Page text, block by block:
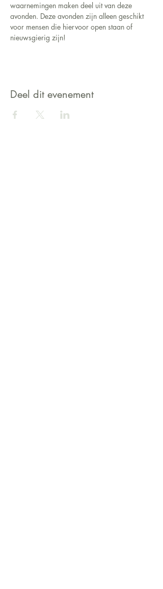
waarnemingen maken deel uit van deze
avonden. Deze avonden zijn alleen geschikt
voor mensen die hiervoor open staan of
nieuwsgierig zijn!
Deel dit evenement